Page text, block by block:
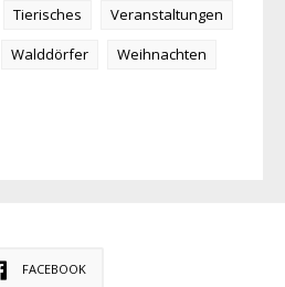
Tierisches
Veranstaltungen
Walddörfer
Weihnachten
FACEBOOK